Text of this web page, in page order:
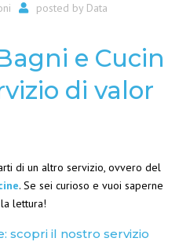
posted by Data
e Cucin
di valor
di un altro servizio, ovvero del
. Se sei curioso e vuoi saperne
lettura!
scopri il nostro servizio